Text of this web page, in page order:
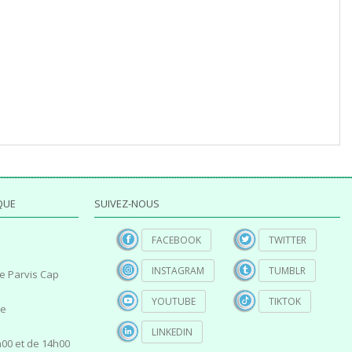
Parvis Cap
et de 14h00
SUIVEZ-NOUS
FACEBOOK
INSTAGRAM
YOUTUBE
LINKEDIN
TWITTER
TUMBLR
TIKTOK